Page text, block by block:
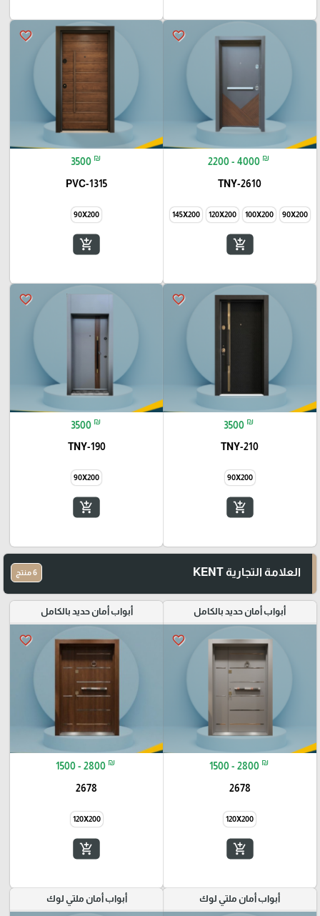
favorite_border
2200 - 4000 ₪
TNY-2610
90X200
100X200
120X200
145X200
add_shopping_cart
favorite_border
3500 ₪
PVC-1315
90X200
add_shopping_cart
favorite_border
3500 ₪
TNY-210
90X200
add_shopping_cart
favorite_border
3500 ₪
TNY-190
90X200
add_shopping_cart
العلامة التجارية KENT 6 منتج
أبواب أمان حديد بالكامل
favorite_border
1500 - 2800 ₪
2678
120X200
add_shopping_cart
أبواب أمان حديد بالكامل
favorite_border
1500 - 2800 ₪
2678
120X200
add_shopping_cart
أبواب أمان ملتي لوك أبواب أمان ملتي لوك